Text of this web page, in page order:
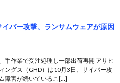
バー攻撃、ランサムウェアが原因
手作業で受注処理し一部出荷再開 アサヒ
ングス（GHD）は10月3日、サイバー攻
障害が続いているこ[…]